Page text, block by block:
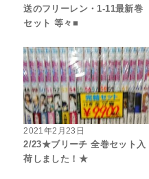
送のフリーレン・1-11最新巻
セット 等々■
2021年2月23日
2/23★ブリーチ 全巻セット入
荷しました！★